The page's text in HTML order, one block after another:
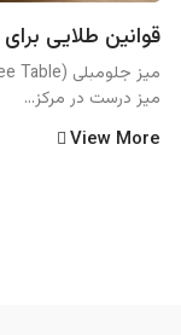
قوانین طلایی
میز درست در مرکز...
View More